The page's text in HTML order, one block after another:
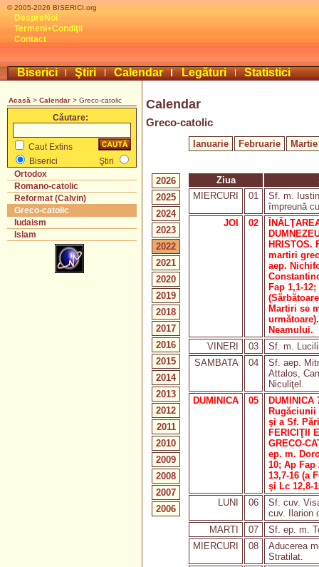
© 2005-2026 BISERICI.org
DespreNoi
Termeni+Condiţii
Contact
Biserici Ştiri Calendar Legături Statistici
Acasă > Calendar > Greco-catolic
Căutare:
Caut Extins
Biserici
Ştiri
Ortodox
Romano-catolic
Reformat (Calvin)
Greco-catolic
Iudaism
Islam
Calendar
Greco-catolic
Ianuarie Februarie Martie
2026
2025
2024
2023
2022
2021
2020
2019
2018
2017
2016
2015
2014
2013
2012
2011
2010
2009
2008
2007
2006
Ziua
MIERCURI
01
Sf. m.
împreună
JOI
02
martiri
aep.
Fap 1,1-
Martiri se
Neamului.
VINERI
03
Sf. m.
SAMBATA
04
Sf. aep.
Attalos,
Niculiţel.
DUMINICA
05
DUMINICA
şi a Sf.
FERICIŢII
GRECO-
ep. m.
10; Ap Fap
13,7-16 (a
şi Lc 12,8-
LUNI
06
Sf. cuv.
cuv. Ilarion
MARTI
07
Sf. ep. m.
MIERCURI
08
Aducerea
Stratilat.